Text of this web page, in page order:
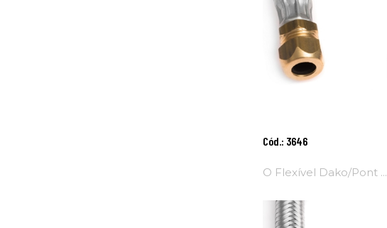
Cód.: 3646
O Flexível Dako/Pont ...
Adicionar
Ao